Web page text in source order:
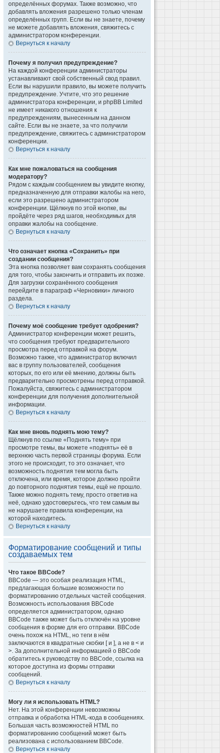
определённых форумах. Также возможно, что
добавлять вложения разрешено только членам
определённых групп. Если вы не знаете, почему
не можете добавлять вложения, свяжитесь с
администратором конференции.
Вернуться к началу
Почему я получил предупреждение?
На каждой конференции администраторы
устанавливают свой собственный свод правил.
Если вы нарушили правило, вы можете получить
предупреждение. Учтите, что это решение
администратора конференции, и phpBB Limited
не имеет никакого отношения к
предупреждениям, вынесенным на данном
сайте. Если вы не знаете, за что получили
предупреждение, свяжитесь с администратором
конференции.
Вернуться к началу
Как мне пожаловаться на сообщения
модератору?
Рядом с каждым сообщением вы увидите кнопку,
предназначенную для отправки жалобы на него,
если это разрешено администратором
конференции. Щёлкнув по этой кнопке, вы
пройдёте через ряд шагов, необходимых для
оправки жалобы на сообщение.
Вернуться к началу
Что означает кнопка «Сохранить» при
создании сообщения?
Эта кнопка позволяет вам сохранять сообщения
для того, чтобы закончить и отправить их позже.
Для загрузки сохранённого сообщения
перейдите в параграф «Черновики» личного
раздела.
Вернуться к началу
Почему моё сообщение требует одобрения?
Администратор конференции может решить,
что сообщения требуют предварительного
просмотра перед отправкой на форум.
Возможно также, что администратор включил
вас в группу пользователей, сообщения
которых, по его или её мнению, должны быть
предварительно просмотрены перед отправкой.
Пожалуйста, свяжитесь с администратором
конференции для получения дополнительной
информации.
Вернуться к началу
Как мне вновь поднять мою тему?
Щёлкнув по ссылке «Поднять тему» при
просмотре темы, вы можете «поднять» её в
верхнюю часть первой страницы форума. Если
этого не происходит, то это означает, что
возможность поднятия тем могла быть
отключена, или время, которое должно пройти
до повторного поднятия темы, ещё не прошло.
Также можно поднять тему, просто ответив на
неё, однако удостоверьтесь, что тем самым вы
не нарушаете правила конференции, на
которой находитесь.
Вернуться к началу
Форматирование сообщений и типы
создаваемых тем
Что такое BBCode?
BBCode — это особая реализация HTML,
предлагающая большие возможности по
форматированию отдельных частей сообщения.
Возможность использования BBCode
определяется администратором, однако
BBCode также может быть отключён на уровне
сообщения в форме для его отправки. BBCode
очень похож на HTML, но теги в нём
заключаются в квадратные скобки [ и ], а не в < и
>. За дополнительной информацией о BBCode
обратитесь к руководству по BBCode, ссылка на
которое доступна из формы отправки
сообщений.
Вернуться к началу
Могу ли я использовать HTML?
Нет. На этой конференции невозможны
отправка и обработка HTML-кода в сообщениях.
Большая часть возможностей HTML по
форматированию сообщений может быть
реализована с использованием BBCode.
Вернуться к началу